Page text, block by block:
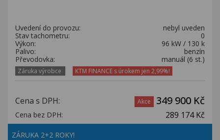
Uvedení do provozu:
nebyl uveden
Stav tachometru:
0
Výkon:
96 kW / 130 k
Palivo:
benzín
Převodovka:
manuál (6 st.)
Záruka výrobce KTM FINANCE s úrokem jen 2,99%!
Cena s DPH: Akce 349 900 Kč
Cena bez DPH: 289 174 Kč
ZÁRUKA 2+2 ROKY!